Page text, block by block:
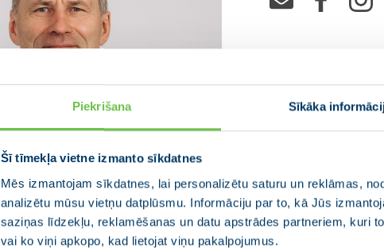
Piekrišana Sīkāka
Šī tīmekļa vietne izmanto sīkdatnes
Mēs izmantojam sīkdatnes, lai personalizētu saturu un reklāmas,
analizētu mūsu vietņu datplūsmu. Informāciju par to, kā Jūs
saziņas līdzekļu, reklamēšanas un datu apstrādes partneriem, kuri
vai ko viņi apkopo, kad lietojat viņu pakalpojumus.